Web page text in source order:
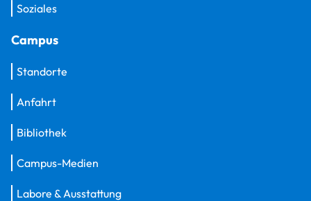
Soziales
Campus
Standorte
Anfahrt
Bibliothek
Campus-Medien
Labore & Ausstattung